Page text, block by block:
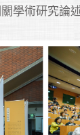
學術研究論